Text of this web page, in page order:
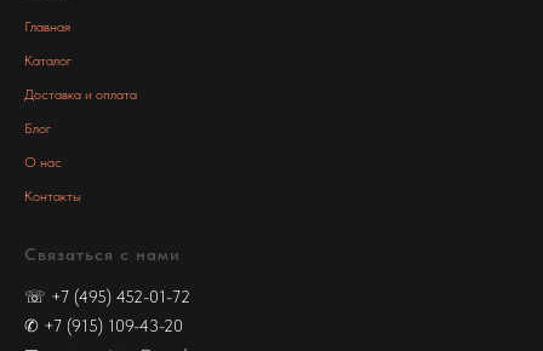
Главная
Каталог
Доставка и оплата
Блог
О нас
Контакты
Связаться с нами
☏ +7 (495) 452-01-72
✆ +7 (915) 109-43-20